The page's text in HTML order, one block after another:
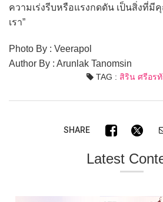
ความเร่งรีบหรือแรงกดดัน เป็นสิ่งที่
เรา”
Photo By : Veerapol
Author By : Arunlak Tanomsin
TAG : สิริน ศรีอร
SHARE
Latest